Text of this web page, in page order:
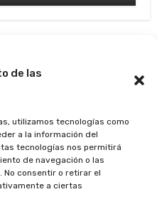
de las
utilizamos tecnologías como
a la información del
tecnologías nos permitirá
de navegación o las
consentir o retirar el
a ciertas
Mercedes
c a m e n t e)